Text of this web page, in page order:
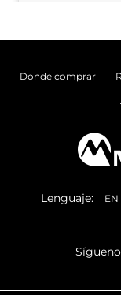
Donde comprar
Lenguaje: EN